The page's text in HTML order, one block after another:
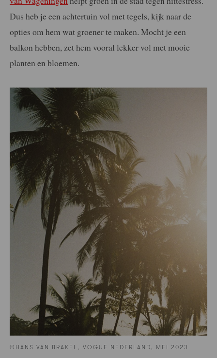
Dus heb je een achtertuin vol met tegels, kijk naar de
opties om hem wat groener te maken. Mocht je een
balkon hebben, zet hem vooral lekker vol met mooie
planten en bloemen.
©HANS VAN BRAKEL, VOGUE NEDERLAND, MEI 2023